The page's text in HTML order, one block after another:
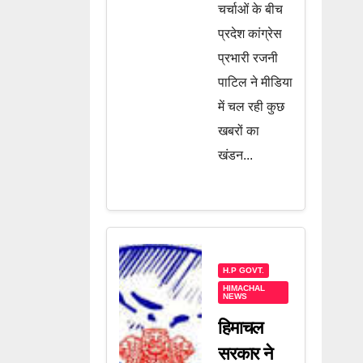
चर्चाओं के बीच
प्रदेश कांग्रेस
प्रभारी रजनी
पाटिल ने मीडिया
में चल रही कुछ
खबरों का
खंडन...
H.P GOVT.
HIMACHAL
NEWS
हिमाचल
सरकार ने